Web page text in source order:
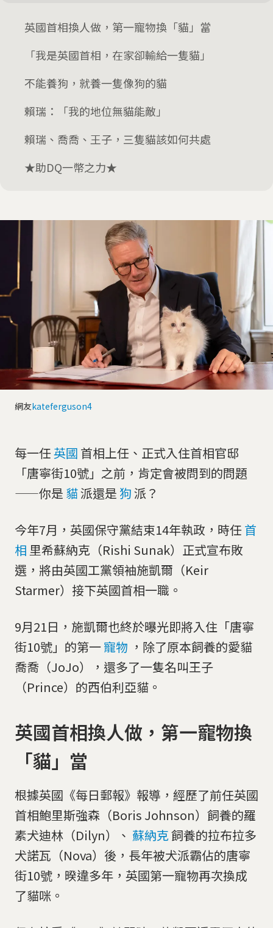
英國首相換人做，第一寵物換「貓」當
「我是英國首相，在家卻輸給一隻貓」
不能養狗，就養一隻像狗的貓
賴瑞：「我的地位無貓能敵」
賴瑞、喬喬、王子，三隻貓該如何共處
★助DQ一幣之力★
網友kateferguson4
每一任英國 首相上任、正式入住首相官邸
「唐寧街10號」之前，肯定會被問到的問題
——你是 貓派還是 狗派？
今年7月，英國保守黨結束14年執政，時任首
相 里希蘇納克（Rishi Sunak）正式宣布敗
選，將由英國工黨領袖施凱爾（Keir
Starmer）接下英國首相一職。
9月21日，施凱爾也終於曝光即將入住「唐寧
街10號」的第一寵物 ，除了原本飼養的愛貓
喬喬（JoJo），還多了一隻名叫王子
（Prince）的西伯利亞貓。
英國首相換人做，第一寵物換
「貓」當
根據英國《每日郵報》報導，經歷了前任英國
首相鮑里斯強森（Boris Johnson）飼養的羅
素犬迪林（Dilyn）、 蘇納克飼養的拉布拉多
犬諾瓦（Nova）後，長年被犬派霸佔的唐寧
街10號，暌違多年，英國第一寵物再次換成
了貓咪。